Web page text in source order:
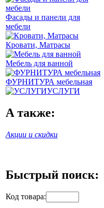
Фасады и панели для
мебели
Кровати, Матрасы
Мебель для ванной
ФУРНИТУРА мебельная
УСЛУГИ
А также:
Акции и скидки
Быстрый поиск:
Код товара: